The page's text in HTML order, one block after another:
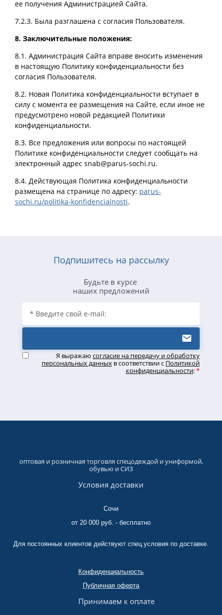
ее получения Администрацией Сайта.
7.2.3. Была разглашена с согласия Пользователя.
8. Заключительные положения:
8.1. Администрация Сайта вправе вносить изменения
в настоящую Политику конфиденциальности без
согласия Пользователя.
8.2. Новая Политика конфиденциальности вступает в
силу с момента ее размещения на Сайте, если иное не
предусмотрено новой редакцией Политики
конфиденциальности.
8.3. Все предложения или вопросы по настоящей
Политике конфиденциальности следует сообщать на
электронный адрес snab@parus-sochi.ru.
8.4. Действующая Политика конфиденциальности
размещена на странице по адресу: parus-
sochi.ru/politika-konfidencialnosti.
Подпишитесь на рассылку
Будьте в курсе
наших предложений
Я выражаю согласие на передачу и обработку
персональных данных в соответствии с Политикой
конфиденциальности:*
оптовая и розничная торговля спецодеждой и униформой,
обувью и СИЗ
Условия доставки
Сочи
от 20 000 руб. - бесплатно
Для постоянных клиентов действуют спец.условия по доставке.
Конфиденциальность
Публичная оферта
Принимаем к оплате